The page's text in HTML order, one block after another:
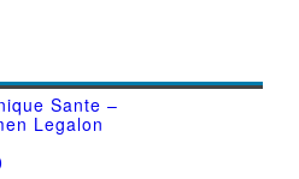
Sante –
Legalon